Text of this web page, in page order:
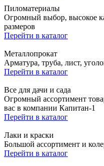
Пиломатериалы
Огромный выбор, высокое
размеров
Перейти в каталог
Металлопрокат
Арматура, труба, лист,
Перейти в каталог
Все для дачи и сада
Огромный ассортимент
вас в компании Капитан-1
Перейти в каталог
Лаки и краски
Большой ассортимент и
Перейти в каталог